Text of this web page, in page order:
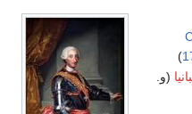
)
(و.